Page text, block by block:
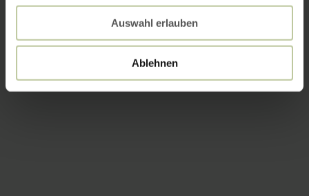
Auswahl erlauben
Ablehnen